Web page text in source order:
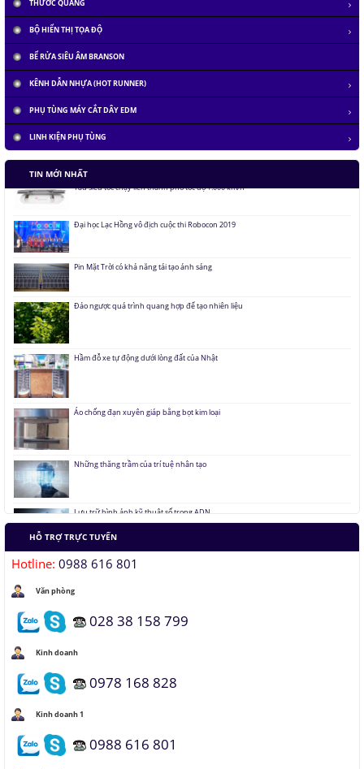
THƯỚC QUANG
BỘ HIỂN THỊ TỌA ĐỘ
BỂ RỬA SIÊU ÂM BRANSON
KÊNH DẪN NHỰA (HOT RUNNER)
PHỤ TÙNG MÁY CẮT DÂY EDM
LINH KIỆN PHỤ TÙNG
TIN MỚI NHẤT
Tàu siêu tốc chạy liên thành phố tốc độ 1.000 km/h
Đại học Lạc Hồng vô địch cuộc thi Robocon 2019
Đảo ngược quá trình quang hợp để tạo nhiên liệu
HỖ TRỢ TRỰC TUYẾN
Hotline: 0988 616 801
Văn phòng
028 38 158 799
Kinh doanh
0978 168 828
Kinh doanh 1
0988 616 801